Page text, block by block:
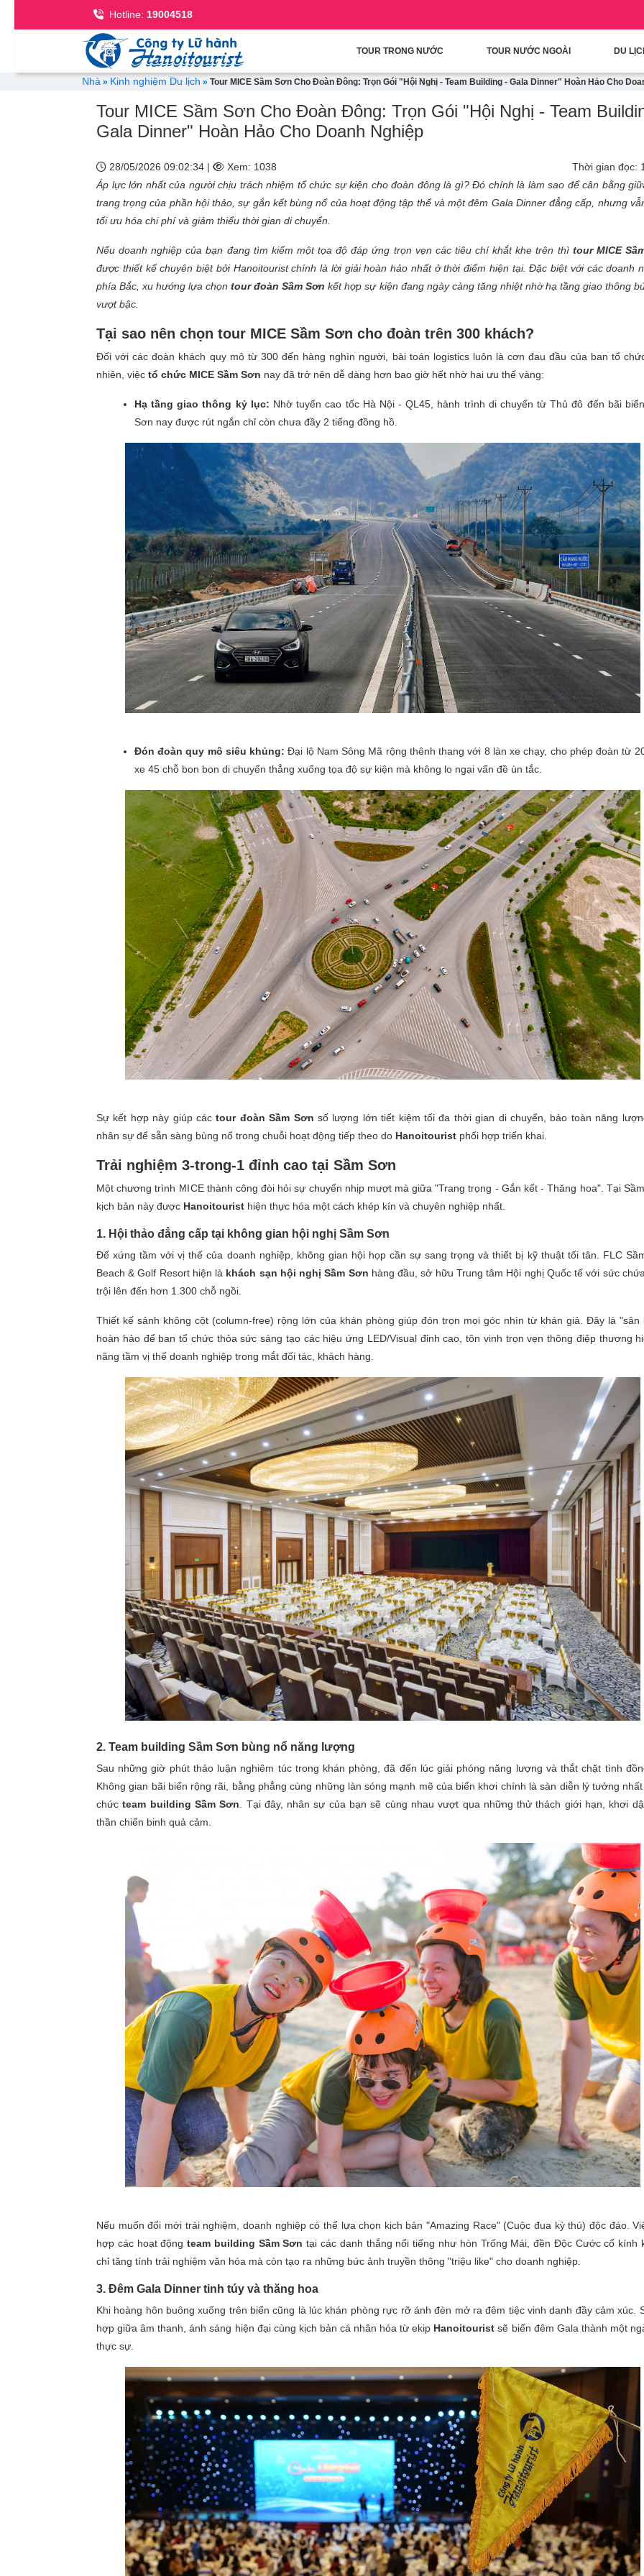
Hotline: 19004518
TOUR TRONG NƯỚC TOUR NƯỚC NGOÀI DU
Breadcrumb
Nhà Kinh nghiệm Du lịch Tour MICE Sầm Sơn Cho Đoàn Đông: Trọn Gói "Hội Nghị - Team Building - Gala Dinner" Hoàn Hảo Cho
Tour MICE Sầm Sơn Cho Đoàn Đông: Trọn Gói "Hội Nghị - Team
Gala Dinner" Hoàn Hảo Cho Doanh Nghiệp
28/05/2026 09:02:34 | Xem: 1038
Thời gian đọc:
Áp lực lớn nhất của người chịu trách nhiệm tổ chức sự kiện cho đoàn đông là gì? Đó chính là làm sao để cân bằng
trang trọng của phần hội thảo, sự gắn kết bùng nổ của hoạt động tập thể và một đêm Gala Dinner đẳng cấp, nhưng
tối ưu hóa chi phí và giảm thiểu thời gian di chuyển.
Nếu doanh nghiệp của bạn đang tìm kiếm một tọa độ đáp ứng trọn vẹn các tiêu chí khắt khe trên thì tour MICE
được thiết kế chuyên biệt bởi Hanoitourist chính là lời giải hoàn hảo nhất ở thời điểm hiện tại. Đặc biệt với các doanh
phía Bắc, xu hướng lựa chọntour đoàn Sầm Sơn kết hợp sự kiện đang ngày càng tăng nhiệt nhờ hạ tầng giao thông
vượt bậc.
Tại sao nên chọn tour MICE Sầm Sơn cho đoàn trên 300 khách?
Đối với các đoàn khách quy mô từ 300 đến hàng nghìn người, bài toán logistics luôn là cơn đau đầu của ban tổ
nhiên, việc tổ chức MICE Sầm Sơn nay đã trở nên dễ dàng hơn bao giờ hết nhờ hai ưu thế vàng:
Hạ tầng giao thông kỷ lục: Nhờ tuyến cao tốc Hà Nội - QL45, hành trình di chuyển từ Thủ đô đến bãi
Sơn nay được rút ngắn chỉ còn chưa đầy 2 tiếng đồng hồ.
Đón đoàn quy mô siêu khủng: Đại lộ Nam Sông Mã rộng thênh thang với 8 làn xe chạy, cho phép đoàn từ
xe 45 chỗ bon bon di chuyển thẳng xuống tọa độ sự kiện mà không lo ngại vấn đề ùn tắc.
Sự kết hợp này giúp cáctour đoàn Sầm Sơn số lượng lớn tiết kiệm tối đa thời gian di chuyển, bảo toàn năng
nhân sự để sẵn sàng bùng nổ trong chuỗi hoạt động tiếp theo do Hanoitourist phối hợp triển khai.
Trải nghiệm 3-trong-1 đỉnh cao tại Sầm Sơn
Một chương trình MICE thành công đòi hỏi sự chuyển nhịp mượt mà giữa "Trang trọng - Gắn kết - Thăng hoa". Tại Sầm
kịch bản này được Hanoitourist hiện thực hóa một cách khép kín và chuyên nghiệp nhất.
1. Hội thảo đẳng cấp tại không gian hội nghị Sầm Sơn
Để xứng tầm với vị thế của doanh nghiệp, không gian hội họp cần sự sang trọng và thiết bị kỹ thuật tối tân. FLC
Beach & Golf Resort hiện là khách sạn hội nghị Sầm Sơn hàng đầu, sở hữu Trung tâm Hội nghị Quốc tế với sức
trội lên đến hơn 1.300 chỗ ngồi.
Thiết kế sảnh không cột (column-free) rộng lớn của khán phòng giúp đón trọn mọi góc nhìn từ khán giả. Đây là "sân
hoàn hảo để ban tổ chức thỏa sức sáng tạo các hiệu ứng LED/Visual đỉnh cao, tôn vinh trọn vẹn thông điệp thương
nâng tầm vị thế doanh nghiệp trong mắt đối tác, khách hàng.
2. Team building Sầm Sơn bùng nổ năng lượng
Sau những giờ phút thảo luận nghiêm túc trong khán phòng, đã đến lúc giải phóng năng lượng và thắt chặt tình
Không gian bãi biển rộng rãi, bằng phẳng cùng những làn sóng mạnh mẽ của biển khơi chính là sàn diễn lý tưởng
chứcteam building Sầm Sơn. Tại đây, nhân sự của bạn sẽ cùng nhau vượt qua những thử thách giới hạn, khơi
thần chiến binh quả cảm.
Nếu muốn đổi mới trải nghiệm, doanh nghiệp có thể lựa chọn kịch bản "Amazing Race" (Cuộc đua kỳ thú) độc đáo.
hợp các hoạt độngteam building Sầm Sơn tại các danh thắng nổi tiếng như hòn Trống Mái, đền Độc Cước cổ kính
chỉ tăng tính trải nghiệm văn hóa mà còn tạo ra những bức ảnh truyền thông "triệu like" cho doanh nghiệp.
3. Đêm Gala Dinner tinh túy và thăng hoa
Khi hoàng hôn buông xuống trên biển cũng là lúc khán phòng rực rỡ ánh đèn mở ra đêm tiệc vinh danh đầy cảm xúc.
hợp giữa âm thanh, ánh sáng hiện đại cùng kịch bản cá nhân hóa từ ekip Hanoitourist sẽ biến đêm Gala thành một
thực sự.